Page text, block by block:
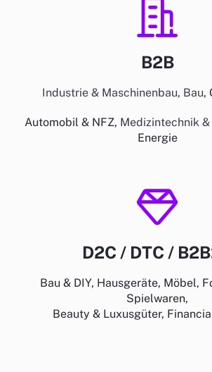
B2B
Industrie & Maschinenbau, Bau,
Automobil & NFZ, Medizintechnik &
Energie
D2C / DTC /
Bau & DIY, Hausgeräte, Möbel,
Spielwaren,
Beauty & Luxusgüter,